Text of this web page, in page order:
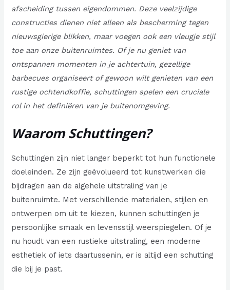
afscheiding tussen eigendommen. Deze veelzijdige
constructies dienen niet alleen als bescherming tegen
nieuwsgierige blikken, maar voegen ook een vleugje stijl
toe aan onze buitenruimtes. Of je nu geniet van
ontspannen momenten in je achtertuin, gezellige
barbecues organiseert of gewoon wilt genieten van een
rustige ochtendkoffie, schuttingen spelen een cruciale
rol in het definiëren van je buitenomgeving.
Waarom Schuttingen?
Schuttingen zijn niet langer beperkt tot hun functionele
doeleinden. Ze zijn geëvolueerd tot kunstwerken die
bijdragen aan de algehele uitstraling van je
buitenruimte. Met verschillende materialen, stijlen en
ontwerpen om uit te kiezen, kunnen schuttingen je
persoonlijke smaak en levensstijl weerspiegelen. Of je
nu houdt van een rustieke uitstraling, een moderne
esthetiek of iets daartussenin, er is altijd een schutting
die bij je past.